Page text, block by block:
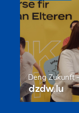
Deng Zukunft
dzdw.lu